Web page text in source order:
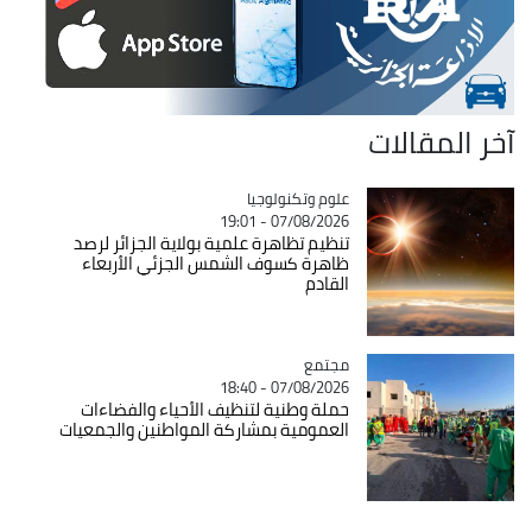
آخر المقالات
Catégorie
علوم وتكنولوجيا
07/08/2026 - 19:01
تنظيم تظاهرة علمية بولاية الجزائر لرصد
ظاهرة كسوف الشمس الجزئي الأربعاء
القادم
Catégorie
مجتمع
07/08/2026 - 18:40
حملة وطنية لتنظيف الأحياء والفضاءات
العمومية بمشاركة المواطنين والجمعيات